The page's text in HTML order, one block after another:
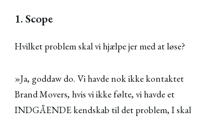
1. Scope
Hvilket problem skal vi hjælpe jer med at løse?
»Ja, goddaw do. Vi havde nok ikke kontaktet
Brand Movers, hvis vi ikke følte, vi havde et
INDGÅENDE kendskab til det problem, I skal